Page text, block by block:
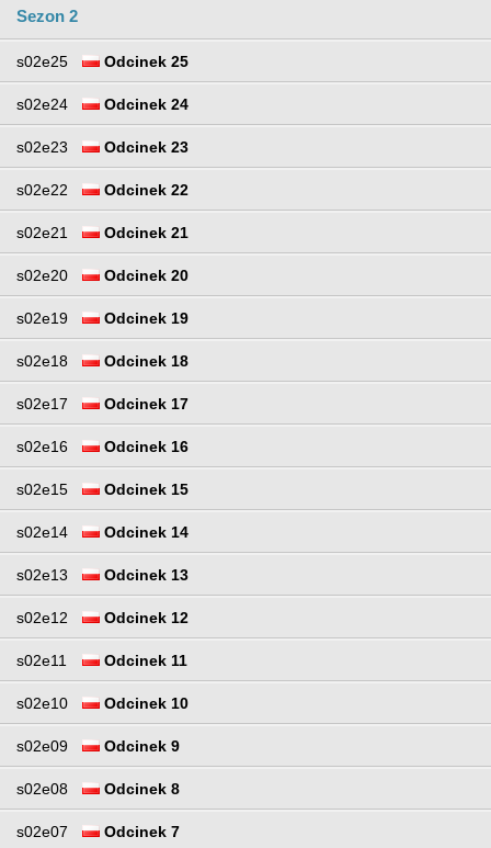
Sezon 2
s02e25 Odcinek 25
s02e24 Odcinek 24
s02e23 Odcinek 23
s02e22 Odcinek 22
s02e21 Odcinek 21
s02e20 Odcinek 20
s02e19 Odcinek 19
s02e18 Odcinek 18
s02e17 Odcinek 17
s02e16 Odcinek 16
s02e15 Odcinek 15
s02e14 Odcinek 14
s02e13 Odcinek 13
s02e12 Odcinek 12
s02e11 Odcinek 11
s02e10 Odcinek 10
s02e09 Odcinek 9
s02e08 Odcinek 8
s02e07 Odcinek 7